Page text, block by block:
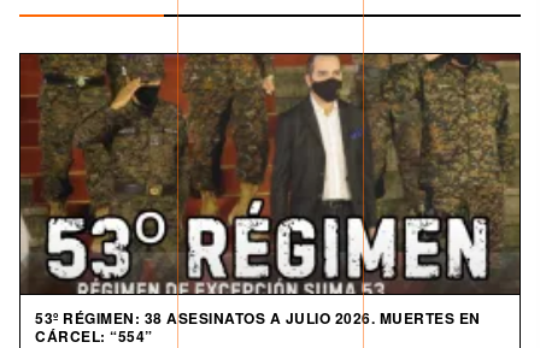
53º RÉGIMEN: 38 ASESINATOS A JULIO 2026. MUERTES EN
CÁRCEL: “554”